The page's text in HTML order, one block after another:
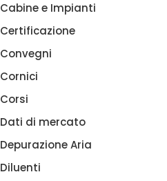
Cabine e Impianti
Certificazione
Convegni
Cornici
Corsi
Dati di mercato
Depurazione Aria
Diluenti